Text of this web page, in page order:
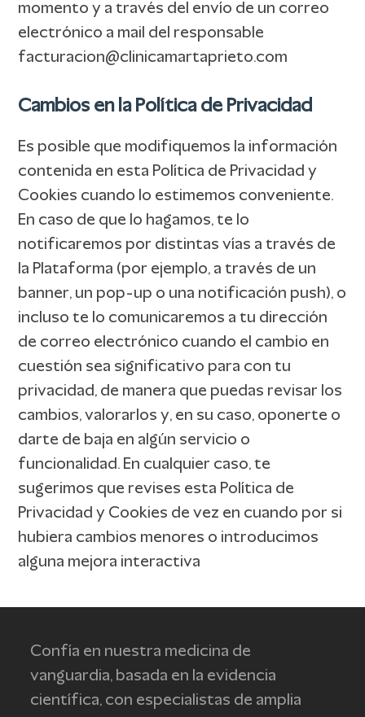
momento y a través del envío de un correo
electrónico a mail del responsable
facturacion@clinicamartaprieto.com
Cambios en la Política de Privacidad
Es posible que modifiquemos la información
contenida en esta Política de Privacidad y
Cookies cuando lo estimemos conveniente.
En caso de que lo hagamos, te lo
notificaremos por distintas vías a través de
la Plataforma (por ejemplo, a través de un
banner, un pop-up o una notificación push), o
incluso te lo comunicaremos a tu dirección
de correo electrónico cuando el cambio en
cuestión sea significativo para con tu
privacidad, de manera que puedas revisar los
cambios, valorarlos y, en su caso, oponerte o
darte de baja en algún servicio o
funcionalidad. En cualquier caso, te
sugerimos que revises esta Política de
Privacidad y Cookies de vez en cuando por si
hubiera cambios menores o introducimos
alguna mejora interactiva
Confía en nuestra medicina de
vanguardia, basada en la evidencia
científica, con especialistas de amplia